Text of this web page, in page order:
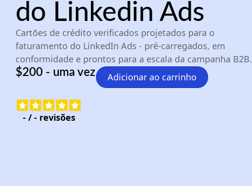
do Linkedin Ads
Cartões de crédito verificados projetados para o
faturamento do LinkedIn Ads - pré-carregados, em
conformidade e prontos para a escala da campanha B2B.
$200 - uma vez
Adicionar ao carrinho
-/-revisões